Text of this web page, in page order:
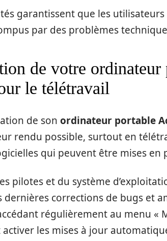
garantissent que les
par des problèmes
de votre ordinateur
le télétravail
de son ordinateur portable
rendu possible, surtout en
qui peuvent être mises en
pilotes et du système
dernières corrections de bugs et
régulièrement au menu «
activer les mises à jour